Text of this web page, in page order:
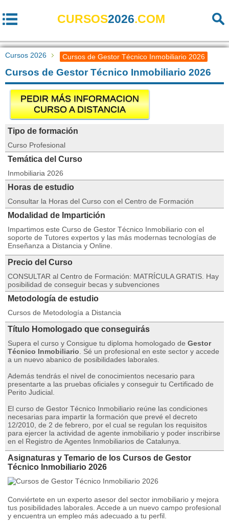
CURSOS2026.COM
Cursos 2026 Cursos de Gestor Técnico Inmobiliario 2026
Cursos de Gestor Técnico Inmobiliario 2026
PEDIR MÁS INFORMACION
CURSO A DISTANCIA
Tipo de formación
Curso Profesional
Temática del Curso
Inmobiliaria 2026
Horas de estudio
Consultar la Horas del Curso con el Centro de Formación
Modalidad de Impartición
Impartimos este Curso de Gestor Técnico Inmobiliario con el
soporte de Tutores expertos y las más modernas tecnologías de
Enseñanza a Distancia y Online.
Precio del Curso
CONSULTAR al Centro de Formación: MATRÍCULA GRATIS. Hay
posibilidad de conseguir becas y subvenciones
Metodología de estudio
Cursos de Metodología a Distancia
Título Homologado que conseguirás
Supera el curso y Consigue tu diploma homologado de Gestor
Técnico Inmobiliario . Sé un profesional en este sector y accede
a un nuevo abanico de posibilidades laborales.
Además tendrás el nivel de conocimientos necesario para
presentarte a las pruebas oficiales y conseguir tu Certificado de
Perito Judicial.
El curso de Gestor Técnico Inmobiliario reúne las condiciones
necesarias para impartir la formación que prevé el decreto
12/2010, de 2 de febrero, por el cual se regulan los requisitos
para ejercer la actividad de agente inmobiliario y poder inscribirse
en el Registro de Agentes Inmobiliarios de Catalunya.
Asignaturas y Temario de los Cursos de Gestor
Técnico Inmobiliario 2026
Conviértete en un experto asesor del sector inmobiliario y mejora
tus posibilidades laborales. Accede a un nuevo campo profesional
y encuentra un empleo más adecuado a tu perfil.